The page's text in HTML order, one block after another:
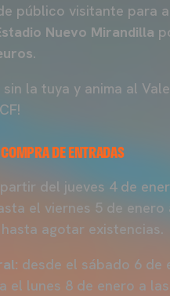
público visitante para
Nuevo Mirandilla
.
sin la tuya y anima al
DE ENTRADAS
del jueves 4 de
el viernes 5 de enero
agotar existencias.
desde el sábado 6 de
el lunes 8 de enero a